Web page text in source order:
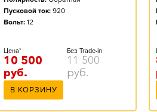
Пусковой ток: 920
Вольт: 12
Цена*
10 500
руб.
Без Trade-in
11 500
руб.
В КОРЗИНУ